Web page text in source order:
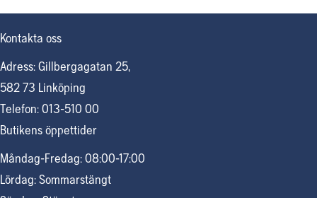
Kontakta oss
Adress: Gillbergagatan 25,
582 73 Linköping
Telefon: 013-510 00
Butikens öppettider
Måndag-Fredag: 08:00-17:00
Lördag: Sommarstängt